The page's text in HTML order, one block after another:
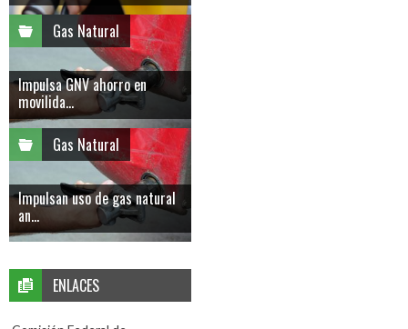
Gas Natural
Impulsa GNV ahorro en
movilida...
Gas Natural
Impulsan uso de gas natural
an...
ENLACES